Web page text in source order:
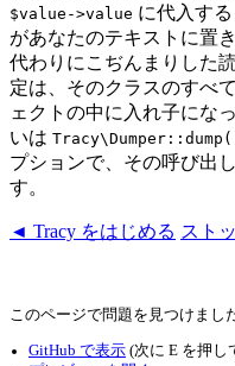
$value->value に代入す
があなたのテキストに置
代わりにこぢんまりした
定は、そのクラスのすべ
ェクトの中に入れ子にな
いは
プションで、その呼び出
す。
◄ Tracy をはじめる スト